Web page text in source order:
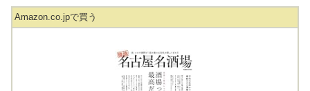
Amazon.co.jpで買う